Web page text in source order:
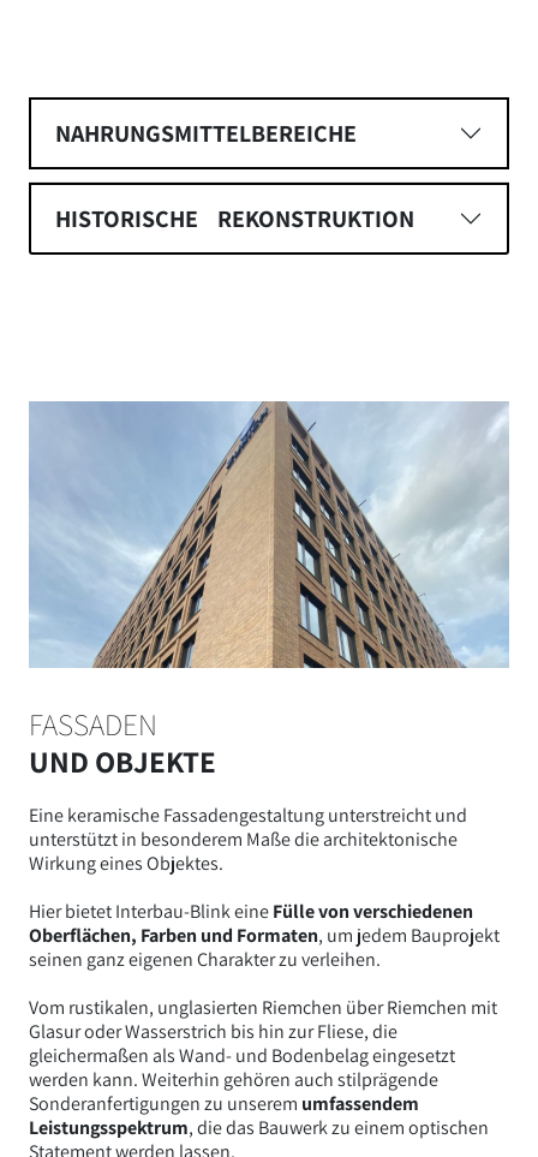
NAHRUNGSMITTELBEREICHE
HISTORISCHE REKONSTRUKTION
FASSADEN
UND OBJEKTE
Eine keramische Fassadengestaltung unterstreicht und
unterstützt in besonderem Maße die architektonische
Wirkung eines Objektes.
Hier bietet Interbau-Blink eineFülle von verschiedenen
Oberflächen, Farben und Formaten, um jedem Bauprojekt
seinen ganz eigenen Charakter zu verleihen.
Vom rustikalen, unglasierten Riemchen über Riemchen mit
Glasur oder Wasserstrich bis hin zur Fliese, die
gleichermaßen als Wand- und Bodenbelag eingesetzt
werden kann. Weiterhin gehören auch stilprägende
Sonderanfertigungen zu unserem umfassendem
Leistungsspektrum, die das Bauwerk zu einem optischen
Statement werden lassen.